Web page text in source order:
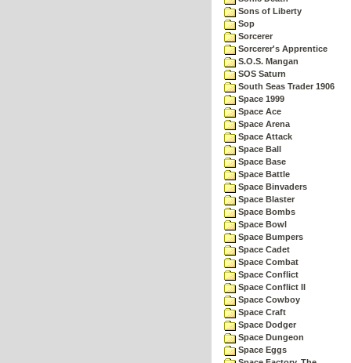
Sons of Liberty
Sop
Sorcerer
Sorcerer's Apprentice
S.O.S. Mangan
SOS Saturn
South Seas Trader 1906
Space 1999
Space Ace
Space Arena
Space Attack
Space Ball
Space Base
Space Battle
Space Binvaders
Space Blaster
Space Bombs
Space Bowl
Space Bumpers
Space Cadet
Space Combat
Space Conflict
Space Conflict II
Space Cowboy
Space Craft
Space Dodger
Space Dungeon
Space Eggs